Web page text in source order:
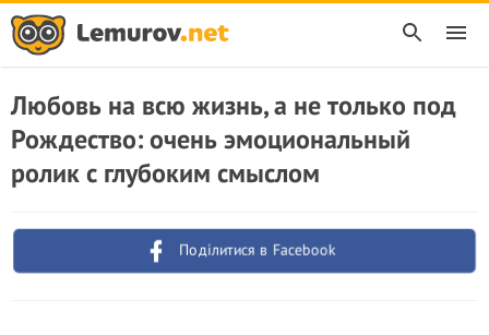
Любовь на всю жизнь, а не только под
Рождество: очень эмоциональный
ролик с глубоким смыслом
Поділитися в Facebook